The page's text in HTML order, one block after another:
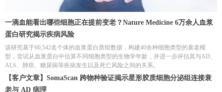
一滴血能看出哪些细胞正在提前变老？Nature Medicine 6万余人血浆
蛋白研究揭示疾病风险
该研究基于60,542名个体的血浆蛋白质组数据，构建40余种细胞类型的衰老模
型，尝试从血浆蛋白中估算不同细胞类型的生物学年龄，并进一步评估其与AD、
ALS、肺癌、糖尿病等疾病发生以及死亡风险之间的关系。
【客户文章】SomaScan 跨物种验证揭示星形胶质细胞分泌组连接衰
老与 AD 病理